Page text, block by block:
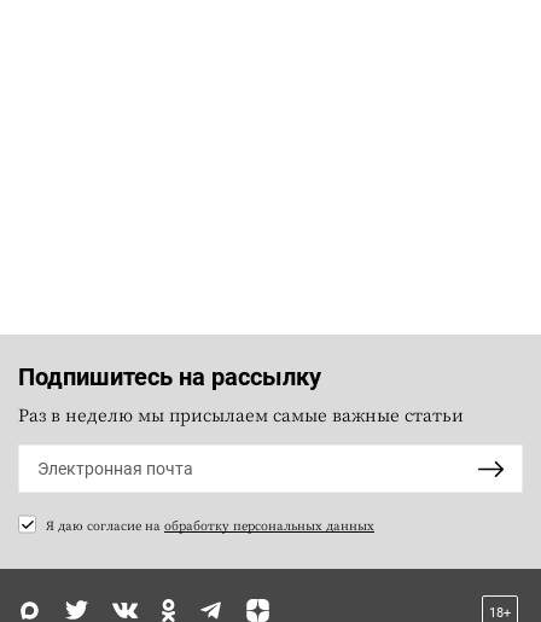
Подпишитесь на рассылку
Раз в неделю мы присылаем самые важные статьи
Я даю согласие на обработку персональных данных
18+